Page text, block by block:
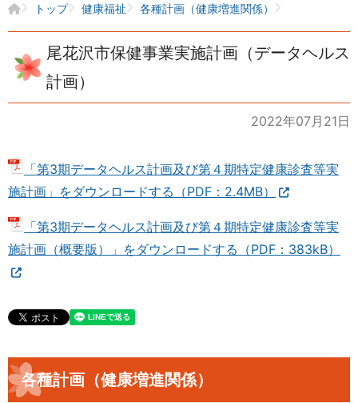
トップ 健康福祉 各種計画（健康増進関係）
尾花沢市保健事業実施計画（データヘルス
計画）
2022年07月21日
「第3期データヘルス計画及び第４期特定健康診査等実
施計画」をダウンロードする（PDF：2.4MB）
「第3期データヘルス計画及び第４期特定健康診査等実
施計画（概要版）」をダウンロードする（PDF：383kB）
各種計画（健康増進関係）